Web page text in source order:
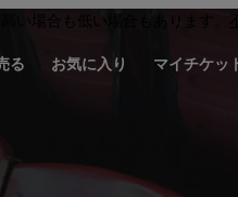
い場合も低い場合もあります。
る お気に入り マイチケッ